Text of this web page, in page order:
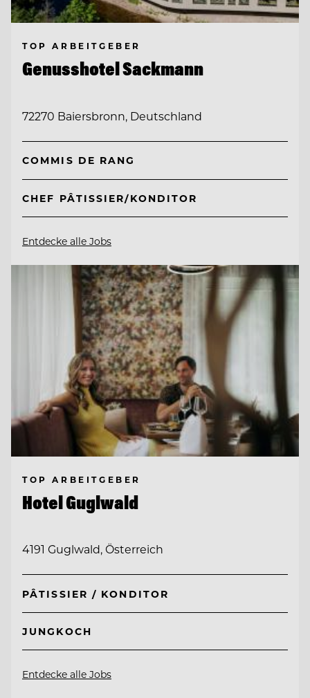
TOP ARBEITGEBER
Genusshotel Sackmann
72270 Baiersbronn, Deutschland
COMMIS DE RANG
CHEF PÂTISSIER/KONDITOR
Entdecke alle Jobs
TOP ARBEITGEBER
Hotel Guglwald
4191 Guglwald, Österreich
PÂTISSIER / KONDITOR
JUNGKOCH
Entdecke alle Jobs